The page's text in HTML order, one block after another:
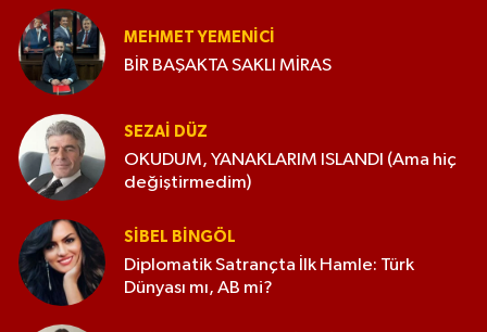
MEHMET YEMENICI
BİR BAŞAKTA SAKLI MİRAS
SEZAI DÜZ
OKUDUM, YANAKLARIM ISLANDI (Ama hiç
değiştirmedim)
SIBEL BINGÖL
Diplomatik Satrançta İlk Hamle: Türk
Dünyası mı, AB mi?